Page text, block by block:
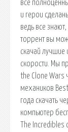
все
и герои
ведь все
торрент вы
скачай лучшие
скорости. Мы
the Clone Wars
механиков
года скачать
компьютер
The Incredibles